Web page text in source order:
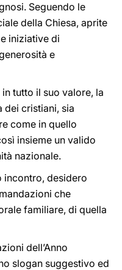
Seguendo le
della Chiesa, aprite
iniziative di
e
tutto il suo valore, la
dei cristiani, sia
come in quello
insieme un valido
nazionale.
incontro, desidero
che
familiare, di quella
dell’Anno
slogan suggestivo ed